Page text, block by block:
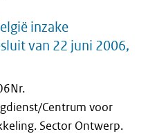
inzake
van 22 juni 2006,
Centrum voor
Sector Ontwerp.